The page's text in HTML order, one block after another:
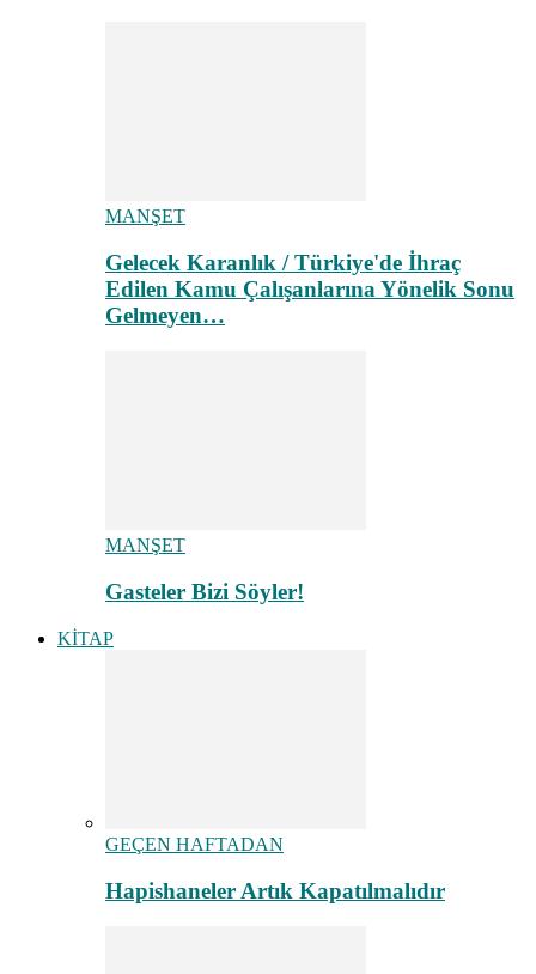
MANŞET
Gelecek Karanlık / Türkiye'de İhraç
Edilen Kamu Çalışanlarına Yönelik Sonu
Gelmeyen…
MANŞET
Gasteler Bizi Söyler!
KİTAP
GEÇEN HAFTADAN
Hapishaneler Artık Kapatılmalıdır